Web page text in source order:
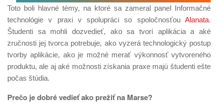
Toto boli hlavné témy, na ktoré sa zameral panel Informačné
technológie v praxi v spolupráci so spoločnosťou Alanata.
Študenti sa mohli dozvedieť, ako sa tvorí aplikácia a aké
zručnosti jej tvorca potrebuje, ako vyzerá technologický postup
tvorby aplikácie, ako je možné merať výkonnosť vytvoreného
produktu, ale aj aké možnosti získania praxe majú študenti ešte
počas štúdia.
Prečo je dobré vedieť ako prežiť na Marse?